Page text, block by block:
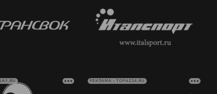
РЕКЛАМА • TOPAZ24.RU